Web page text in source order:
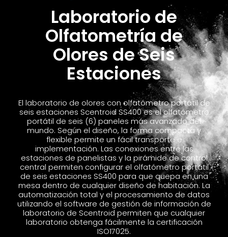
Laboratorio de
Olfatometría de
Olores de Seis
Estaciones
El laboratorio de olores con olfatómetro portátil de
seis estaciones Scentroid SS400 es el olfatómetro
portátil de seis (6) paneles más avanzado del
mundo. Según el diseño, la forma compacta y
flexible permite un fácil transporte e
implementación. Las conexiones entre las
estaciones de panelistas y la pirámide de control
central permiten configurar el olfatómetro portátil
de seis estaciones SS400 para que quepa en una
mesa dentro de cualquier diseño de habitación. La
automatización total y el procesamiento de datos
utilizando el software de gestión de información de
laboratorio de Scentroid permiten que cualquier
laboratorio obtenga fácilmente la certificación
ISO17025.